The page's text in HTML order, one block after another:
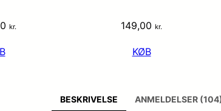
kr. 149,00 kr.
KØB
BESKRIVELSE ANMELDELSER